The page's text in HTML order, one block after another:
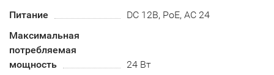
Питание
DC 12В, PoE, AC 24
Максимальная
потребляемая
мощность
24 Вт